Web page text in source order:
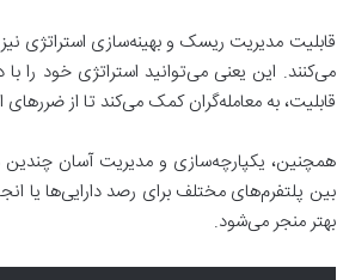
می‌کنند. این یعنی می‌توانید استراتژی خود را
قابلیت، به معامله‌گران کمک می‌کند تا از
همچنین، یکپارچه‌سازی و مدیریت آسان چندین
بین پلتفرم‌های مختلف برای رصد دارایی‌ها یا
بهتر منجر می‌شود.